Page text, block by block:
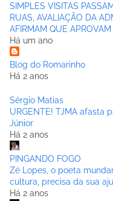
SIMPLES VISITAS
RUAS, AVALIAÇÃO DA
AFIRMAM QUE APROVAM
Há um ano
Blog do Romarinho
Há 2 anos
Sérgio Matias
URGENTE! TJMA afasta
Júnior
Há 2 anos
PINGANDO FOGO
Zé Lopes, o poeta
cultura, precisa da sua
Há 2 anos